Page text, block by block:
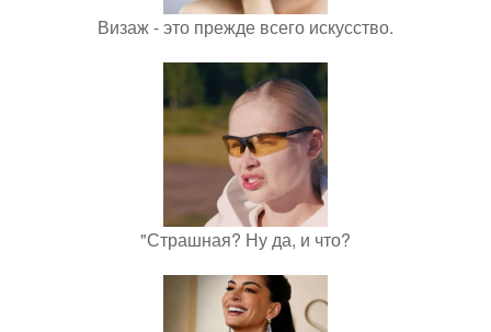
Визаж - это прежде всего искусство.
"Страшная? Ну да, и что?